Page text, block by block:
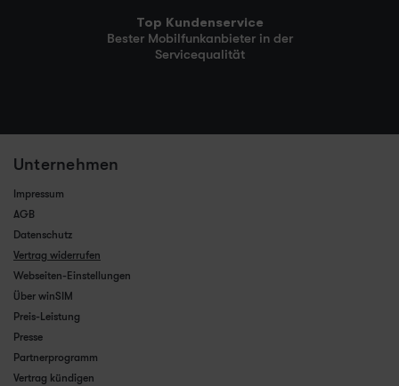
Top Kundenservice
Bester Mobilfunkanbieter in der
Servicequalität
Unternehmen
Impressum
AGB
Datenschutz
Vertrag widerrufen
Webseiten-Einstellungen
Über winSIM
Preis-Leistung
Presse
Partnerprogramm
Vertrag kündigen